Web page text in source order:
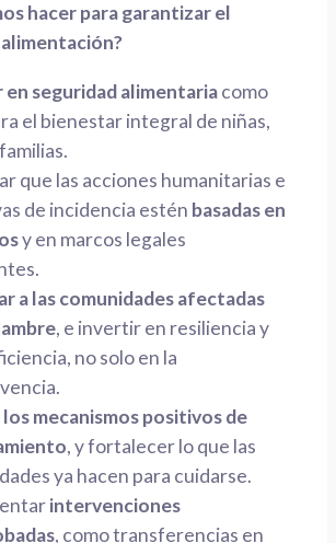
hacer para garantizar el
seguridad alimentariacomo
el bienestar integral de niñas,
que las acciones humanitarias e
de incidencia estén basadas en
y en marcos legales
a las comunidades afectadas
, e invertir en resiliencia y
no solo en la
mecanismos positivos de
, y fortalecer lo que las
ya hacen para cuidarse.
intervenciones
, como transferencias en